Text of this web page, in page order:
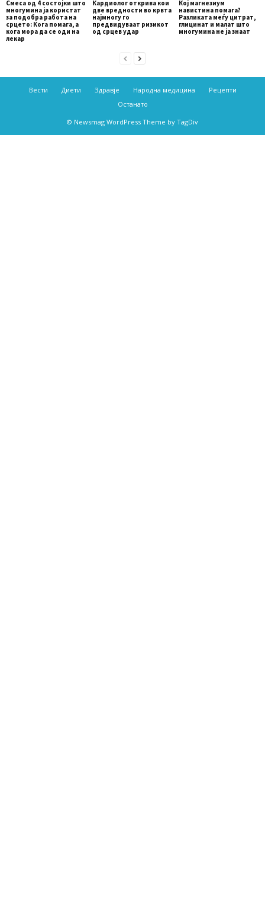
Смеса од 4 состојки што
многумина ја користат
за подобра работа на
срцето: Кога помага, а
кога мора да се оди на
лекар
Кардиолог открива кои
две вредности во крвта
најмногу го
предвидуваат ризикот
од срцев удар
Кој магнезиум
навистина помага?
Разликата меѓу цитрат,
глицинат и малат што
многумина не ја знаат
Вести Диети Здравје Народна медицина
Рецепти
Останато
© Newsmag WordPress Theme by TagDiv